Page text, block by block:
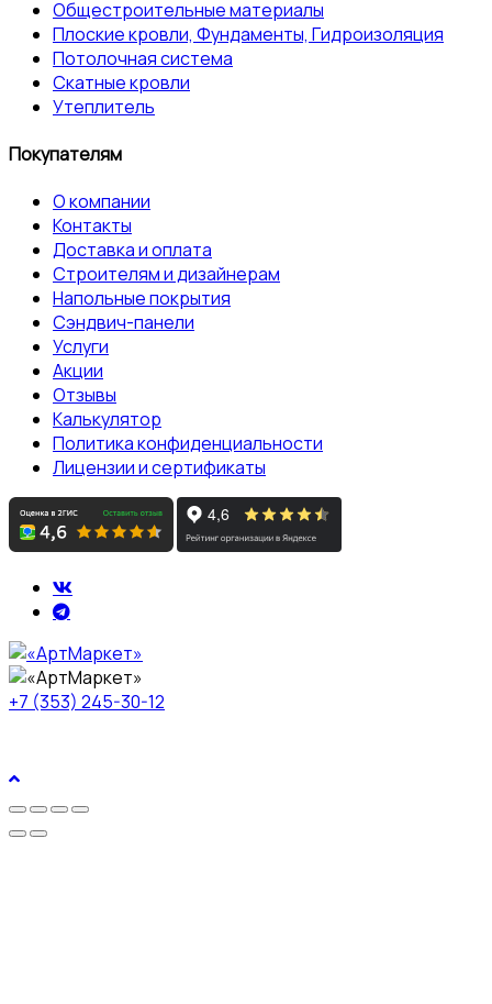
Общестроительные материалы
Плоские кровли, Фундаменты, Гидроизоляция
Потолочная система
Скатные кровли
Утеплитель
Покупателям
О компании
Контакты
Доставка и оплата
Строителям и дизайнерам
Напольные покрытия
Сэндвич-панели
Услуги
Акции
Отзывы
Калькулятор
Политика конфиденциальности
Лицензии и сертификаты
+7 (353) 245-30-12